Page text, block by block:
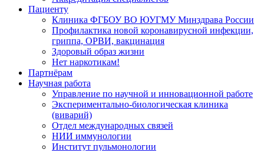
Пациенту
Клиника ФГБОУ ВО ЮУГМУ Минздрава России
Профилактика новой коронавирусной инфекции,
гриппа, ОРВИ, вакцинация
Здоровый образ жизни
Нет наркотикам!
Партнёрам
Научная работа
Управление по научной и инновационной работе
Экспериментально-биологическая клиника
(виварий)
Отдел международных связей
НИИ иммунологии
Институт пульмонологии